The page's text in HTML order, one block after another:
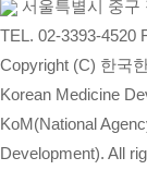
서울특별시 중구
TEL. 02-3393-4520
Copyright (C) 한국
Korean Medicine
KoM(National
Development). All